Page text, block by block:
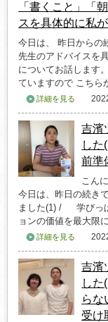
「書くこと」「
スを具体的に私
今日は、 昨日からの
先生のアドバイスを
についてお話します
ていますので こちら
詳細を見る
吉濱
した
前準
こん
今日は、昨日の続き
ました(1) / 学びっ
ョンの価値を最大限
詳細を見る
吉濱
し
らな
受け